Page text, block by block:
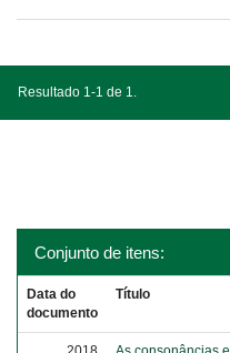
Resultado 1-1 de 1.
Conjunto de itens:
Data do
documento
Título